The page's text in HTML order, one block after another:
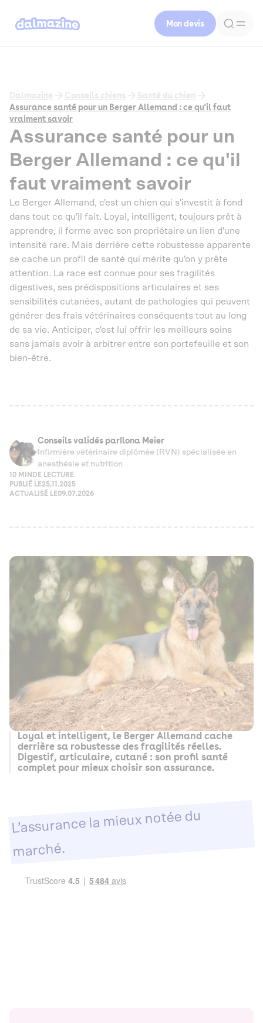
Mon devis
Dalmazine Conseils chiens
Santé du chien
Assurance santé pour un Berger Allemand : ce qu'il faut
vraiment savoir
Assurance santé pour un
Berger Allemand : ce qu'il
faut vraiment savoir
Le Berger Allemand, c'est un chien qui s'investit à fond
dans tout ce qu'il fait. Loyal, intelligent, toujours prêt à
apprendre, il forme avec son propriétaire un lien d'une
intensité rare. Mais derrière cette robustesse apparente
se cache un profil de santé qui mérite qu'on y prête
attention. La race est connue pour ses fragilités
digestives, ses prédispositions articulaires et ses
sensibilités cutanées, autant de pathologies qui peuvent
générer des frais vétérinaires conséquents tout au long
de sa vie. Anticiper, c'est lui offrir les meilleurs soins
sans jamais avoir à arbitrer entre son portefeuille et son
bien-être.
Conseils validés par Ilona Meier
Infirmière vétérinaire diplômée (RVN) spécialisée en
anesthésie et nutrition
10 MIN DE LECTURE
PUBLIÉ LE25.11.2025
ACTUALISÉ LE09.07.2026
Loyal et intelligent, le Berger Allemand cache
derrière sa robustesse des fragilités réelles.
Digestif, articulaire, cutané : son profil santé
complet pour mieux choisir son assurance.
L’assurance la mieux notée du
marché.